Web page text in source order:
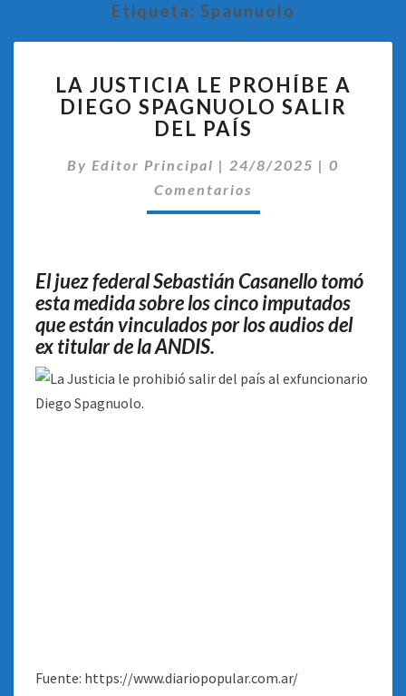
Etiqueta: Spaunuolo
JUSTICIA
LE
PROHÍBE
DIEGO
SPAGNUOLO
LA JUSTICIA LE PROHÍBE A
DIEGO SPAGNUOLO SALIR
DEL PAÍS
By Editor Principal | 24/8/2025 | 0
Comentarios
El juez federal Sebastián Casanello tomó
esta medida sobre los cinco imputados
que están vinculados por los audios del
ex titular de la ANDIS.
Fuente: https://www.diariopopular.com.ar/